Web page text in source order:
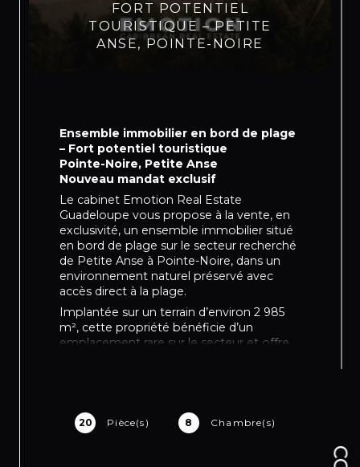
FORT POTENTIEL
TOURISTIQUE – PETITE
ANSE, POINTE-NOIRE
20 Pièce(s) 8 Chambre(s)
Ensemble immobilier en bord de plage
– Fort potentiel touristique
Pointe-Noire, Petite Anse
Nouveau mandat exclusif
Le cabinet Emotion Real Estate
Guadeloupe vous propose à la vente, en
exclusivité, un ensemble immobilier situé
en bord de plage sur le secteur recherché
de Petite Anse à Pointe-Noire, dans un
environnement naturel préservé avec
accès direct à la plage.
Implantée sur un terrain d’environ 2 985
m², cette propriété bénéficie d’un
emplacement rare sur le secteur et offre
La propriété se compose de 4 bungalows
indépendants actuellement exploités en